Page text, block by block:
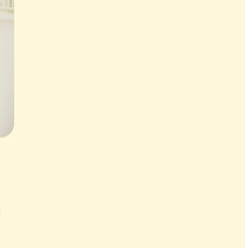
に向かってレッツゴー
南郷13丁目に移転OPEN
業（訪問型）スタート